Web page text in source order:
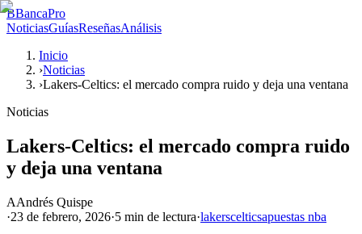
BBancaPro
NoticiasGuíasReseñasAnálisis
Inicio
›Noticias
›Lakers-Celtics: el mercado compra ruido y deja una ventana
Noticias
Lakers-Celtics: el mercado compra ruido
y deja una ventana
AAndrés Quispe
·23 de febrero, 2026·5 min de lectura·lakerscelticsapuestas nba